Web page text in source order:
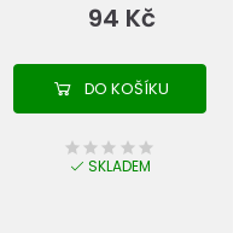
94 Kč
DO KOŠÍKU
SKLADEM